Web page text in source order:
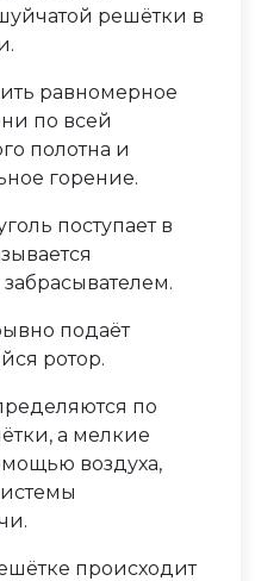
решётки в
равномерное
по всей
полотна и
горение.
поступает в
подаёт
ротор.
по
а мелкие
воздуха,
происходит